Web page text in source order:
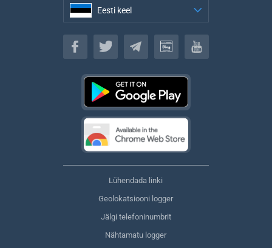
Eesti keel
Eesti keel
Lühendada linki
Geolokatsiooni logger
Jälgi telefoninumbrit
Nähtamatu logger